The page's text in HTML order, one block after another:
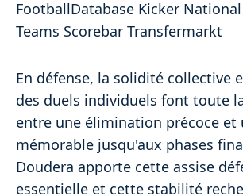
FootballDatabase Kicker
Teams Scorebar Transfermarkt
En défense, la solidité collective
des duels individuels font toute
entre une élimination précoce et
mémorable jusqu'aux phases
Doudera apporte cette assise
essentielle et cette stabilité